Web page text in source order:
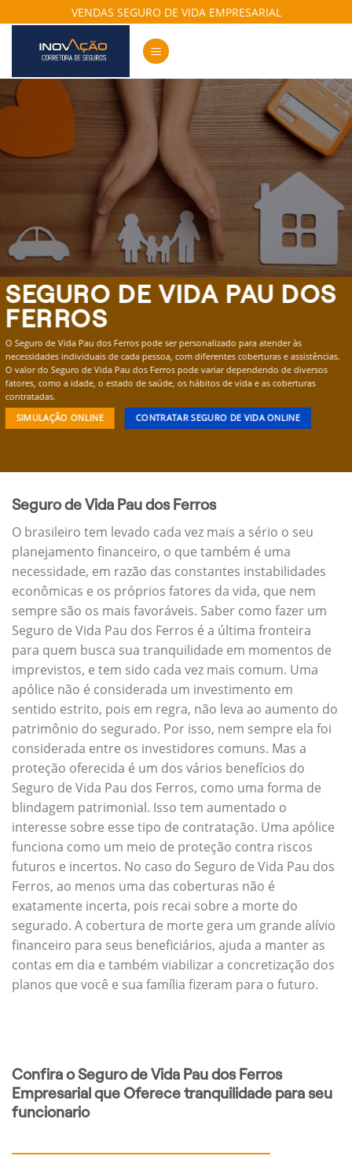
to
content
VENDAS SEGURO DE VIDA EMPRESARIAL
SEGURO DE VIDA PAU DOS
FERROS
O Seguro de Vida Pau dos Ferros pode ser personalizado para atender às
necessidades individuais de cada pessoa, com diferentes coberturas e assistências.
O valor do Seguro de Vida Pau dos Ferros pode variar dependendo de diversos
fatores, como a idade, o estado de saúde, os hábitos de vida e as coberturas
contratadas.
SIMULAÇÃO ONLINE CONTRATAR SEGURO DE VIDA ONLINE
Seguro de Vida Pau dos Ferros
O brasileiro tem levado cada vez mais a sério o seu
planejamento financeiro, o que também é uma
necessidade, em razão das constantes instabilidades
econômicas e os próprios fatores da vida, que nem
sempre são os mais favoráveis. Saber como fazer um
Seguro de Vida Pau dos Ferros é a última fronteira
para quem busca sua tranquilidade em momentos de
imprevistos, e tem sido cada vez mais comum. Uma
apólice não é considerada um investimento em
sentido estrito, pois em regra, não leva ao aumento do
patrimônio do segurado. Por isso, nem sempre ela foi
considerada entre os investidores comuns. Mas a
proteção oferecida é um dos vários benefícios do
Seguro de Vida Pau dos Ferros, como uma forma de
blindagem patrimonial. Isso tem aumentado o
interesse sobre esse tipo de contratação. Uma apólice
funciona como um meio de proteção contra riscos
futuros e incertos. No caso do Seguro de Vida Pau dos
Ferros, ao menos uma das coberturas não é
exatamente incerta, pois recai sobre a morte do
segurado. A cobertura de morte gera um grande alívio
financeiro para seus beneficiários, ajuda a manter as
contas em dia e também viabilizar a concretização dos
planos que você e sua família fizeram para o futuro.
Confira o Seguro de Vida Pau dos Ferros
Empresarial que Oferece tranquilidade para seu
funcionario